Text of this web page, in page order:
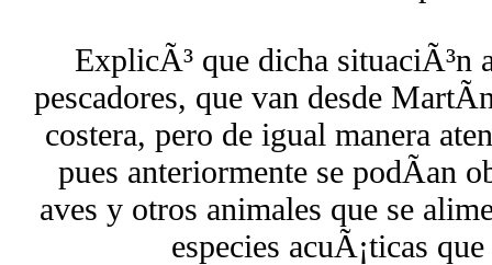
ExplicÃ³ que dicha situaciÃ³n
pescadores, que van desde
costera, pero de igual manera
pues anteriormente se podÃ­an
aves y otros animales que se
especies acuÃ¡ticas